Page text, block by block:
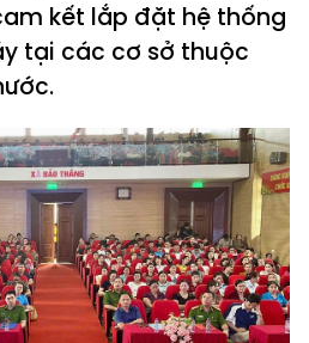
kết lắp đặt hệ thống
tại các cơ sở thuộc